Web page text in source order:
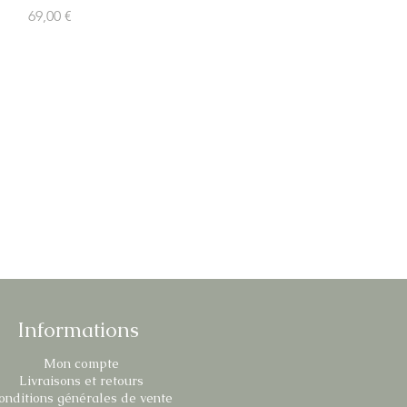
Prix
69,00 €
Informations
Mon compte
Livraisons et retours
générales de vente